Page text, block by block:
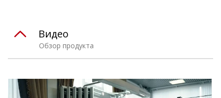
Обзор продукта
Видео